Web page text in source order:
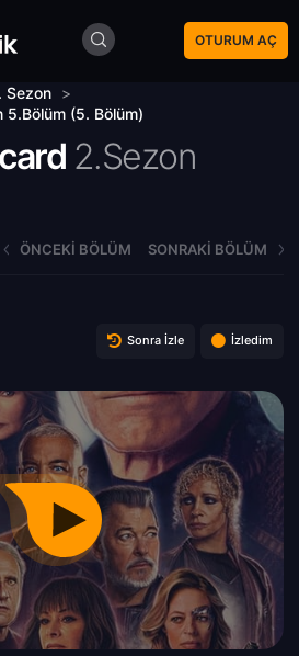
OTURUM AÇ
Sezon >
5.Bölüm (5. Bölüm)
2.Sezon
ÖNCEKI BÖLÜM SONRAKI BÖLÜM
Sonra İzle İzledim